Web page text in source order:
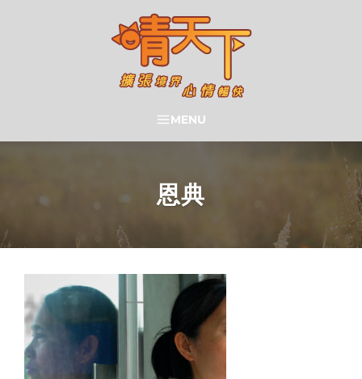
晴天下 SHININGMEUP
SEARCH
MENU
恩典